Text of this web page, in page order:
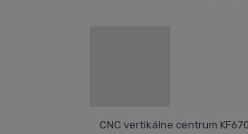
CNC vertikálne centrum